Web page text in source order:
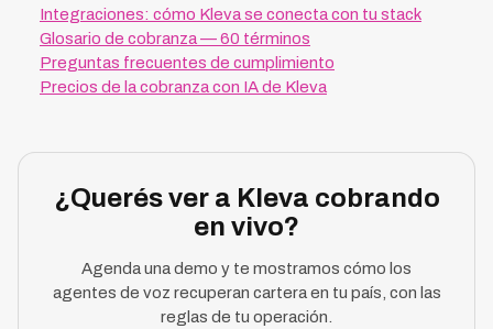
Integraciones: cómo Kleva se conecta con tu stack
Glosario de cobranza — 60 términos
Preguntas frecuentes de cumplimiento
Precios de la cobranza con IA de Kleva
¿Querés ver a Kleva cobrando
en vivo?
Agenda una demo y te mostramos cómo los
agentes de voz recuperan cartera en tu país, con las
reglas de tu operación.